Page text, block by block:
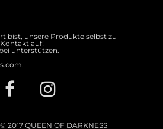
bist, unsere Produkte selbst zu
auf!
unterstützen.
.
2017 QUEEN OF DARKNESS